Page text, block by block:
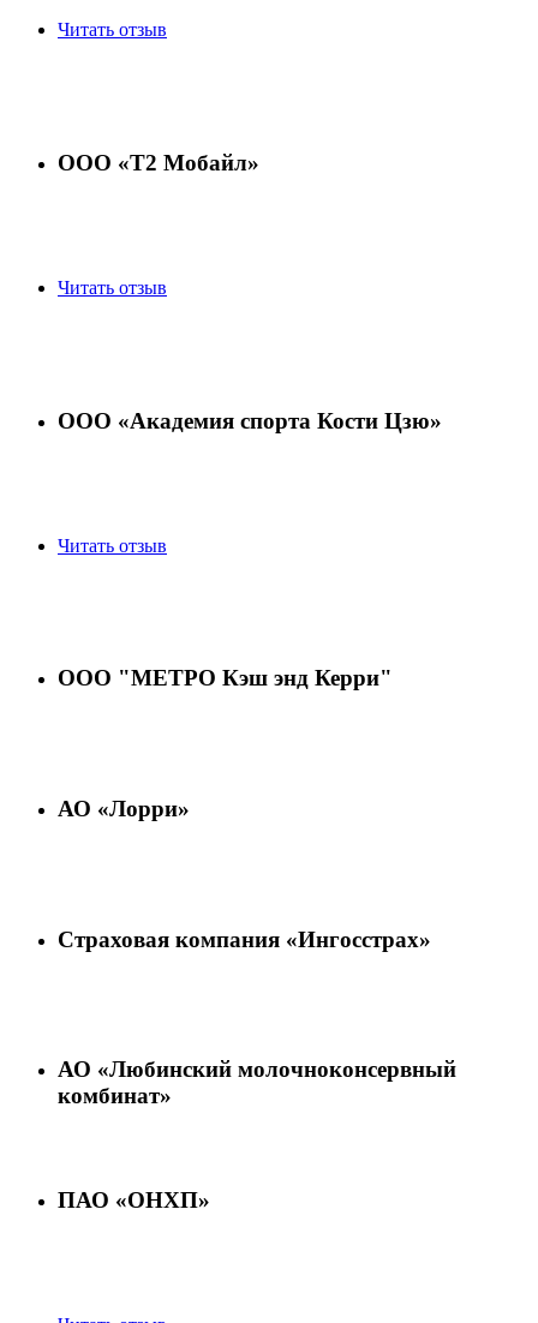
Читать отзыв
ООО «Т2 Мобайл»
Читать отзыв
ООО «Академия спорта Кости Цзю»
Читать отзыв
ООО "МЕТРО Кэш энд Керри"
АО «Лорри»
Страховая компания «Ингосстрах»
АО «Любинский молочноконсервный
комбинат»
ПАО «ОНХП»